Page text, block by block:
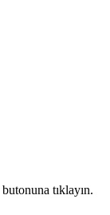
butonuna tıklayın.